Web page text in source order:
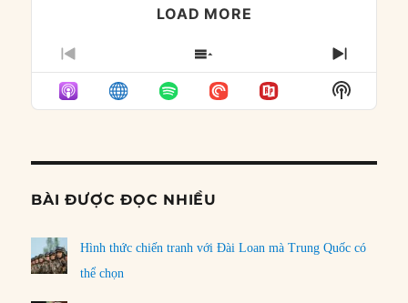
LOAD MORE
PREVIOUS
EPISODE
SHOW
EPISODES
LIST
NEXT
Show
Podcast
BÀI ĐƯỢC ĐỌC NHIỀU
Hình thức chiến tranh với Đài Loan mà Trung Quốc có
thể chọn